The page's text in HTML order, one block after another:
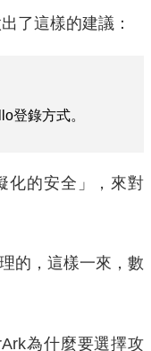
了這樣的建議：
登錄方式。
化的安全」，來對
的，這樣一來，數
為什麼要選擇攻